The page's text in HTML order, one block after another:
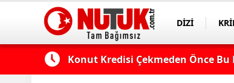
DİZİ
Edilmeli? Konut Kredisi Çekmeden Önce